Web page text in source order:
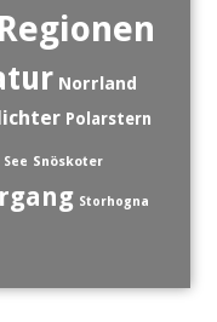
Norrland
Polarstern
See Snöskoter
Storhogna